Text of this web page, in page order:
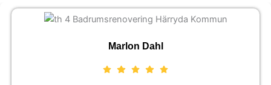
Marlon Dahl